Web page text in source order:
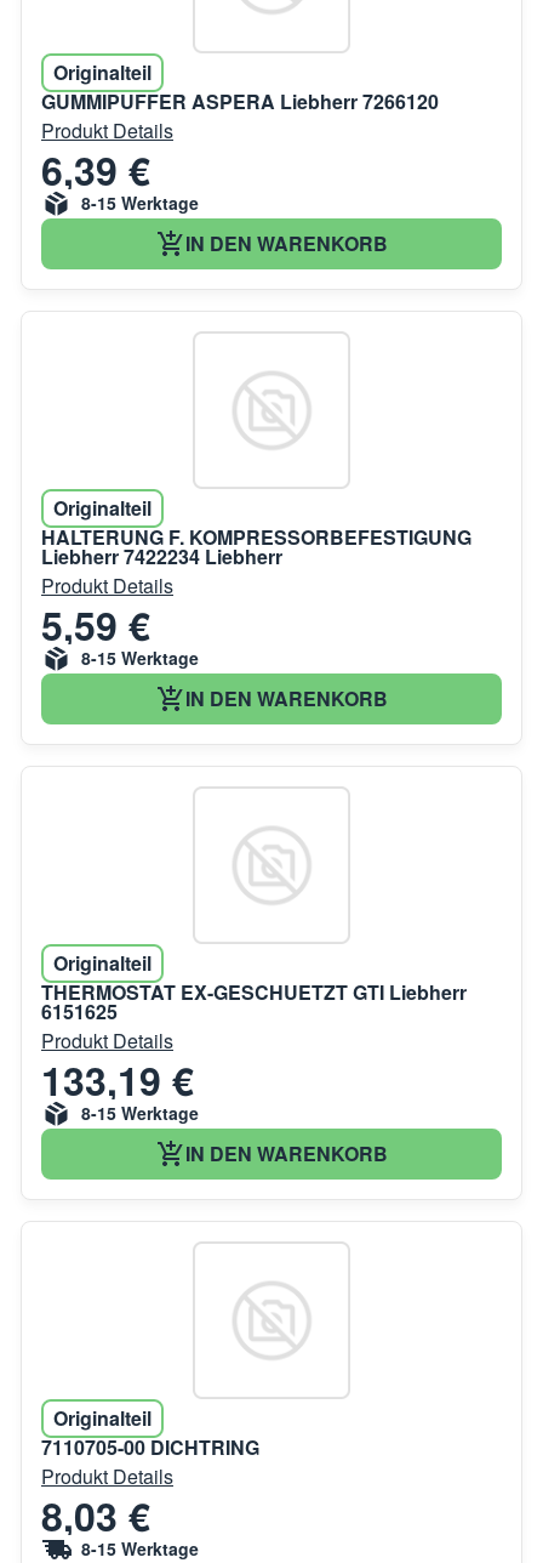
Originalteil
GUMMIPUFFER ASPERA Liebherr 7266120
Produkt Details
6,39 €
8-15 Werktage
IN DEN WARENKORB
Originalteil
HALTERUNG F. KOMPRESSORBEFESTIGUNG
Liebherr 7422234 Liebherr
Produkt Details
5,59 €
8-15 Werktage
IN DEN WARENKORB
Originalteil
THERMOSTAT EX-GESCHUETZT GTI Liebherr
6151625
Produkt Details
133,19 €
8-15 Werktage
IN DEN WARENKORB
Originalteil
7110705-00 DICHTRING
Produkt Details
8,03 €
8-15 Werktage